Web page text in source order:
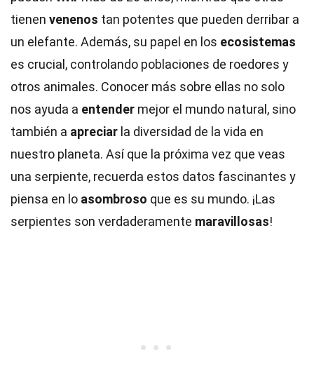
tienen venenos tan potentes que pueden derribar a
un elefante. Además, su papel en los ecosistemas
es crucial, controlando poblaciones de roedores y
otros animales. Conocer más sobre ellas no solo
nos ayuda a entender mejor el mundo natural, sino
también a apreciar la diversidad de la vida en
nuestro planeta. Así que la próxima vez que veas
una serpiente, recuerda estos datos fascinantes y
piensa en lo asombroso que es su mundo. ¡Las
serpientes son verdaderamente maravillosas!